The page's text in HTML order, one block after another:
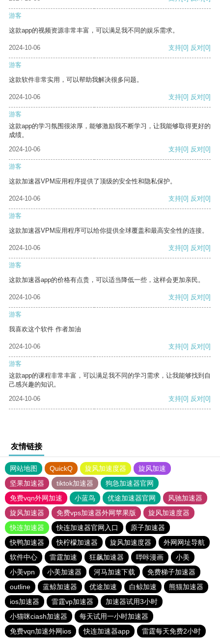
游客
这款app的视频资源非常丰富，可以满足我不同的娱乐需求。
2024-10-06 支持[0] 反对[0]
游客
这款软件非常实用，可以帮助我解决很多问题。
2024-10-06 支持[0] 反对[0]
游客
这款app的学习氛围很浓厚，能够激励我不断学习，让我能够取得更好的
成绩。
2024-10-06
支持[0] 反对[0]
游客
这款加速器VPM应用程序提供了顶级的安全性和隐私保护。
2024-10-06 支持[0] 反对[0]
游客
这款加速器VPM应用程序可以给你提供全球覆盖和最高安全性的连接。
2024-10-06 支持[0] 反对[0]
游客
这款加速器app的价格有点贵，可以适当降低一些，这样会更加亲民。
2024-10-06 支持[0] 反对[0]
游客
我喜欢这个软件 作者加油
2024-10-06 支持[0] 反对[0]
游客
这款app的课程非常丰富，可以满足我不同的学习需求，让我能够找到自
己感兴趣的知识。
2024-10-06
支持[0] 反对[0]
友情链接
网站地图 QuickQ 旋风加速度器
旋风加速
坚果加速器
tiktok加速器
狗急加速器官网
免费vqn外网加速
小蓝鸟 优途加速器官网
风驰加速器
旋风加速器
免费vps加速器外网苹果版
旋风加速度器
快连加速器
快连加速器官网入口
原子加速器
快鸭加速器
快柠檬加速器 旋风加速度器
外网网址导航
软件中心
雷霆加速 狂飙加速器 哔咔漫画
小美
小美vpn
小美加速器 河马加速下载
免费梯子加速器
outline
蓝鲸加速器 优途加速 白鲸加速
熊猫加速器
ios加速器
雷霆vp加速器
加速器试用3小时
小猫咪ciash加速器
每天试用一小时加速器
免费vqn加速外网ios
快连加速器app 雷霆每天免费2小时